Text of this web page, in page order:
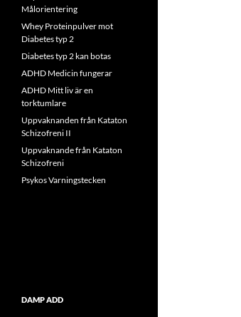
Målorientering
Whey Proteinpulver mot
Diabetes typ 2
Diabetes typ 2 kan botas
ADHD Medicin fungerar
ADHD Mitt liv är en
torktumlare
Uppvaknanden från Kataton
Schizofreni II
Uppvaknande från Kataton
Schizofreni
Psykos Varningstecken
DAMP ADD